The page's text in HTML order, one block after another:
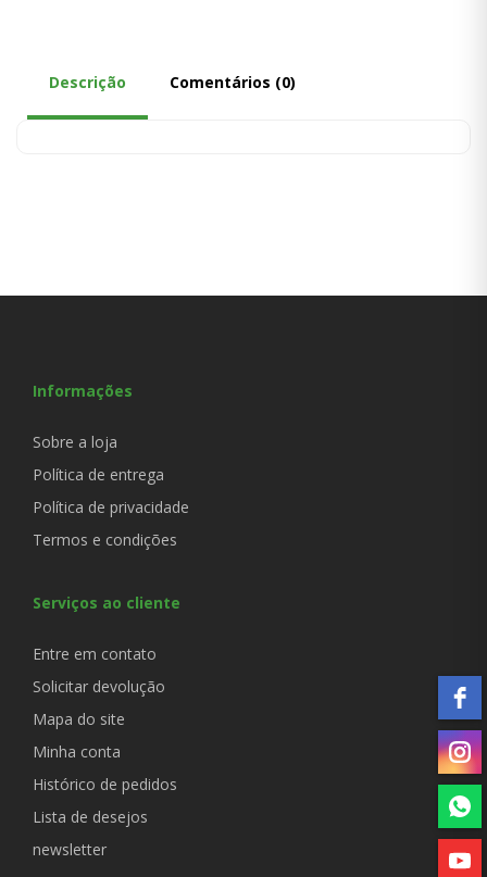
Descrição Comentários (0)
Informações
Sobre a loja
Política de entrega
Política de privacidade
Termos e condições
Serviços ao cliente
Entre em contato
Solicitar devolução
Mapa do site
Minha conta
Histórico de pedidos
Lista de desejos
newsletter